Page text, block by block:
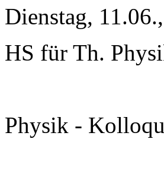
Dienstag,
HS für Th.
Physik -